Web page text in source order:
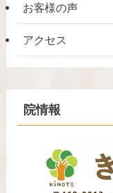
お客様の声
アクセス
院情報